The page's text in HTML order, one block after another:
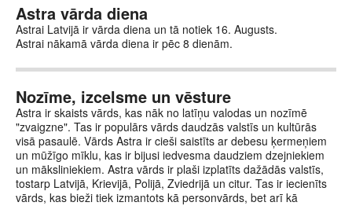
Astra vārda diena
Astrai Latvijā ir vārda diena un tā notiek 16. Augusts.
Astrai nākamā vārda diena ir pēc 8 dienām.
Nozīme, izcelsme un vēsture
Astra ir skaists vārds, kas nāk no latīņu valodas un nozīmē
"zvaigzne". Tas ir populārs vārds daudzās valstīs un kultūrās
visā pasaulē. Vārds Astra ir cieši saistīts ar debesu ķermeņiem
un mūžīgo mīklu, kas ir bijusi iedvesma daudziem dzejniekiem
un māksliniekiem. Astra vārds ir plaši izplatīts dažādās valstīs,
tostarp Latvijā, Krievijā, Polijā, Zviedrijā un citur. Tas ir iecienīts
vārds, kas bieži tiek izmantots kā personvārds, bet arī kā